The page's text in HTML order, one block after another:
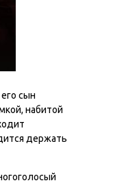
сын
набитой
держать